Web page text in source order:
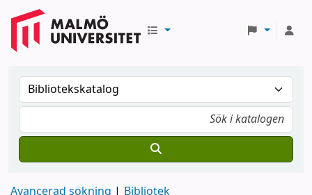
Avancerad sökning Bibliotek